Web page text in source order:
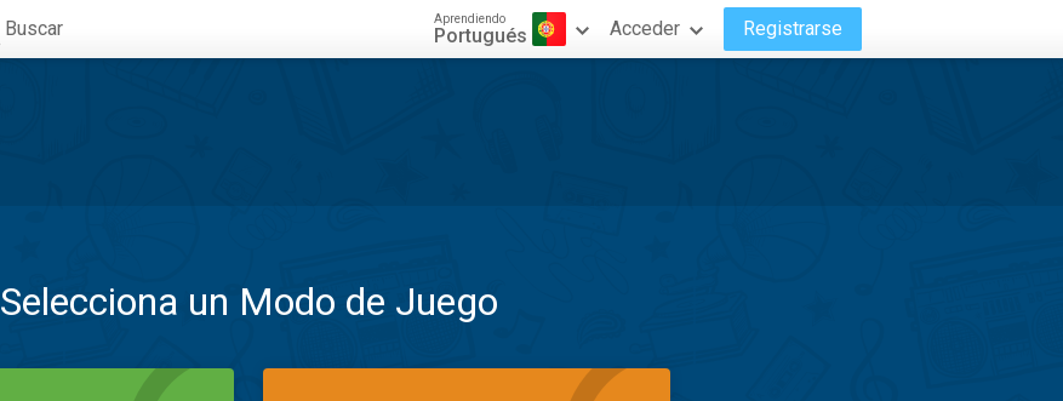
Buscar Aprendiendo
Portugués Acceder Registrarse
Selecciona un Modo de Juego